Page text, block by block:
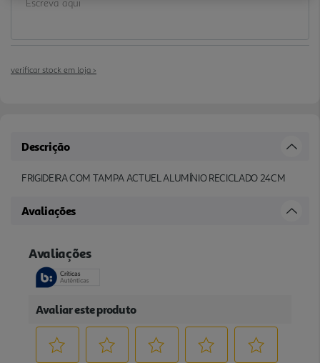
verificar stock em loja >
Descrição
FRIGIDEIRA COM TAMPA ACTUEL ALUMÍNIO RECICLADO 24CM
Avaliações